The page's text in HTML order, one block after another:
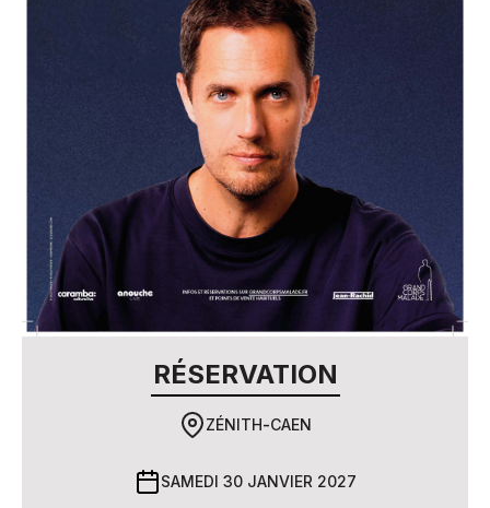
RÉSERVATION
ZÉNITH-CAEN
SAMEDI 30 JANVIER 2027